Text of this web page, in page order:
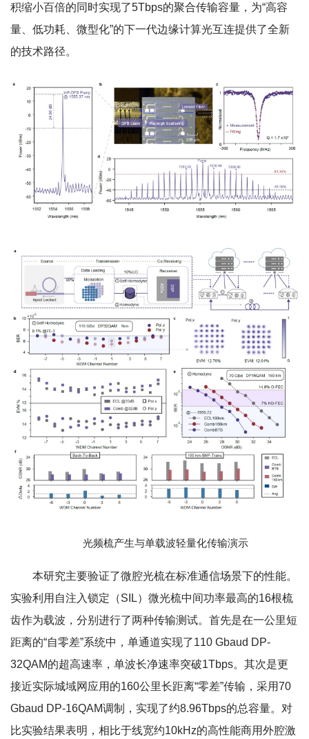
积缩小百倍的同时实现了5Tbps的聚合传输容量，为“高容
量、低功耗、微型化”的下一代边缘计算光互连提供了全新
的技术路径。
光频梳产生与单载波轻量化传输演示
本研究主要验证了微腔光梳在标准通信场景下的性能。
实验利用自注入锁定（SIL）微光梳中间功率最高的16根梳
齿作为载波，分别进行了两种传输测试。首先是在一公里短
距离的“自零差”系统中，单通道实现了110 Gbaud DP-
32QAM的超高速率，单波长净速率突破1Tbps。其次是更
接近实际城域网应用的160公里长距离“零差”传输，采用70
Gbaud DP-16QAM调制，实现了约8.96Tbps的总容量。对
比实验结果表明，相比于线宽约10kHz的高性能商用外腔激